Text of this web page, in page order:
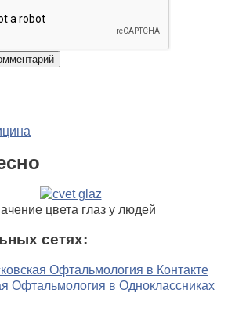
цвета глаз у людей
сетях: